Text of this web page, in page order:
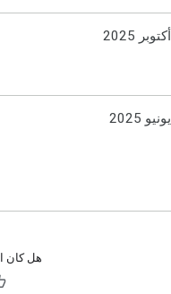
أكتوبر 2025
يونيو 2025
هل كان